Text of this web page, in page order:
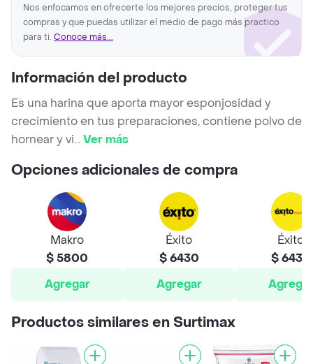
Nos enfocamos en ofrecerte los mejores precios, proteger tus
compras y que puedas utilizar el medio de pago más practico
para ti. Conoce más...
Información del producto
Es una harina que aporta mayor esponjosidad y
crecimiento en tus preparaciones, contiene polvo de
hornear y vi...Ver más
Opciones adicionales de compra
Makro
$ 5800
Agregar
Éxito
$ 6430
Agregar
Éxito
$ 6430
Agregar
Productos similares en Surtimax